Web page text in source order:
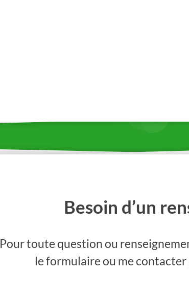
Besoin d’un
Pour toute question ou
le formulaire ou me